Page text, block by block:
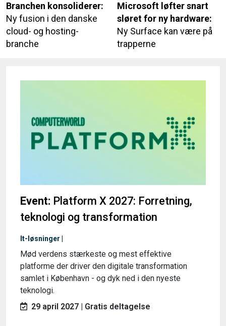
Branchen konsoliderer:
Ny fusion i den danske
cloud- og hosting-
branche
Microsoft løfter snart
sløret for ny hardware:
Ny Surface kan være på
trapperne
Event: Platform X 2027: Forretning,
teknologi og transformation
It-løsninger |
Mød verdens stærkeste og mest effektive
platforme der driver den digitale transformation
samlet i København - og dyk ned i den nyeste
teknologi.
29 april 2027 | Gratis deltagelse